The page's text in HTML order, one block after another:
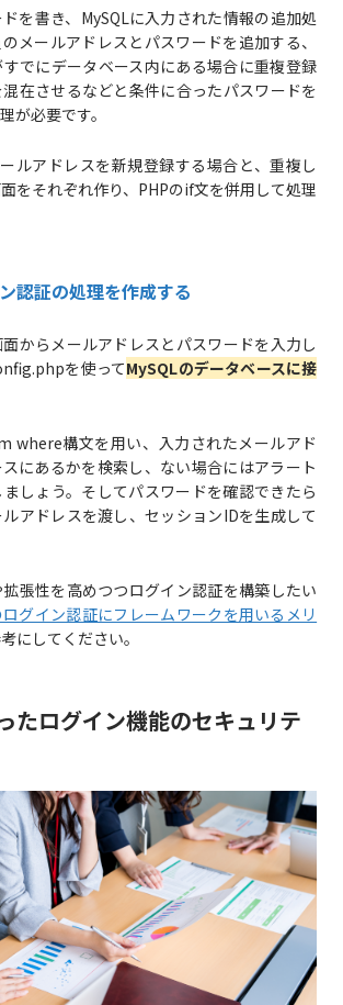
を書き、MySQLに入力された情報の追加処
メールアドレスとパスワードを追加する、
でにデータベース内にある場合に重複登録
在させるなどと条件に合ったパスワードを
が必要です。
ルアドレスを新規登録する場合と、重複し
をそれぞれ作り、PHPのif文を併用して処理
認証の処理を作成する
からメールアドレスとパスワードを入力し
を使ってMySQLのデータベースに接
where構文を用い、入力されたメールアド
にあるかを検索し、ない場合にはアラート
しょう。そしてパスワードを確認できたら
アドレスを渡し、セッションIDを生成して
張性を高めつつログイン認証を構築したい
ログイン認証にフレームワークを用いるメリ
にしてください。
たログイン機能のセキュリテ